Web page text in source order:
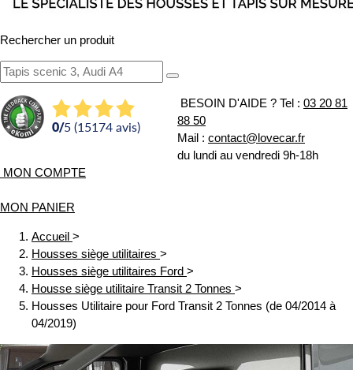
Rechercher un produit
0/5 (15174 avis)
BESOIN D'AIDE ? Tel : 03 20 81
88 50
Mail : contact@lovecar.fr
du lundi au vendredi 9h-18h
MON COMPTE
MON PANIER
Accueil >
Housses siège utilitaires >
Housses siège utilitaires Ford >
Housse siège utilitaire Transit 2 Tonnes >
Housses Utilitaire pour Ford Transit 2 Tonnes (de 04/2014 à
04/2019)